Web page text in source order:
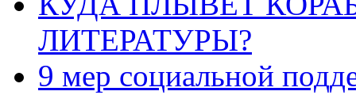
ЛИТЕРАТУРЫ?
9 мер социальной